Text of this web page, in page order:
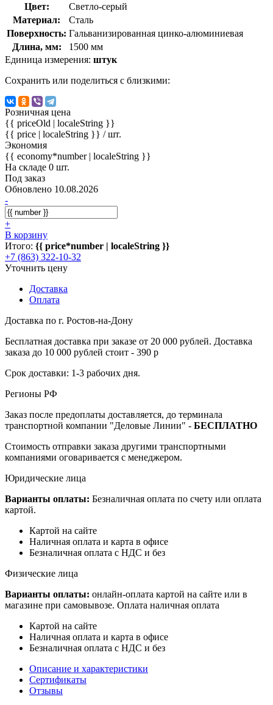
Цвет:
Светло-серый
Материал:
Сталь
Поверхность: Гальванизированная цинко-алюминиевая
Длина, мм:
1500 мм
Единица измерения: штук
Сохранить или поделиться с близкими:
Розничная цена
{{ priceOld | localeString }}
{{ price | localeString }} / шт.
Экономия
{{ economy*number | localeString }}
На складе 0 шт.
Под заказ
Обновлено 10.08.2026
-
+
В корзину
Итого: {{ price*number | localeString }}
+7 (863) 322-10-32
Уточнить цену
Доставка
Оплата
Доставка по г. Ростов-на-Дону
Бесплатная доставка при заказе от 20 000 рублей. Доставка
заказа до 10 000 рублей стоит - 390 р
Срок доставки: 1-3 рабочих дня.
Регионы РФ
Заказ после предоплаты доставляется, до терминала
транспортной компании "Деловые Линии" - БЕСПЛАТНО
Стоимость отправки заказа другими транспортными
компаниями оговаривается с менеджером.
Юридические лица
Варианты оплаты: Безналичная оплата по счету или оплата
картой.
Картой на сайте
Наличная оплата и карта в офисе
Безналичная оплата с НДС и без
Физические лица
Варианты оплаты: онлайн-оплата картой на сайте или в
магазине при самовывозе. Оплата наличная оплата
Картой на сайте
Наличная оплата и карта в офисе
Безналичная оплата с НДС и без
Описание и характеристики
Сертификаты
Отзывы